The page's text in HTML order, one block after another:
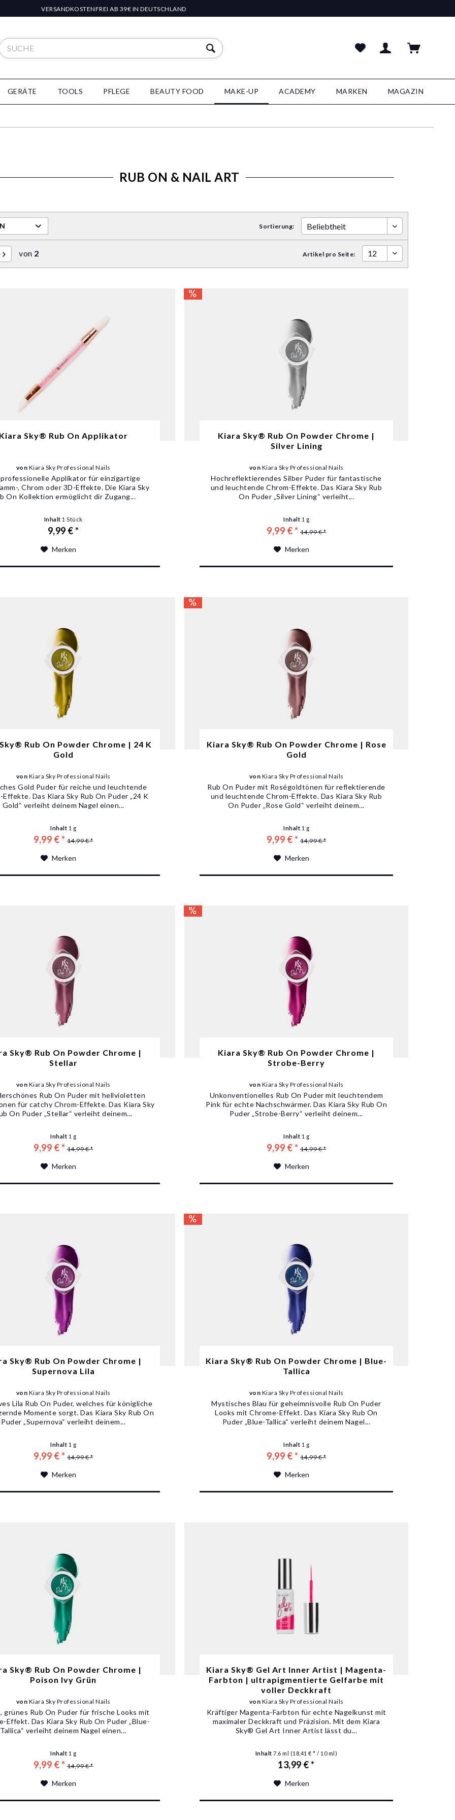
VERSANDKOSTENFREI AB 39€ IN DEUTSCHLAND
GERÄTE TOOLS PFLEGE BEAUTY FOOD MAKE-UP ACADEMY MARKEN MAGAZIN
RUB ON & NAIL ART
Sortierung:
von 2 Artikel pro Seite:
Sky® Rub On Applikator
von Kiara Sky Professional Nails
Applikator für einzigartige
, Chrom oder 3D-Effekte. Die Kiara Sky
On Kollektion ermöglicht dir Zugang...
Inhalt 1 Stück
9,99 € *
Merken
Kiara Sky® Rub On Powder Chrome |
Silver Lining
von Kiara Sky Professional Nails
Hochreflektierendes Silber Puder für fantastische
und leuchtende Chrom-Effekte. Das Kiara Sky Rub
On Puder „Silver Lining“ verleiht...
Inhalt 1 g
9,99 € * 14,99 € *
Merken
Rub On Powder Chrome | 24 K
Gold
von Kiara Sky Professional Nails
Gold Puder für reiche und leuchtende
Effekte. Das Kiara Sky Rub On Puder „24 K
Gold“ verleiht deinem Nagel einen...
Inhalt 1 g
9,99 € * 14,99 € *
Merken
Kiara Sky® Rub On Powder Chrome | Rose
Gold
von Kiara Sky Professional Nails
Rub On Puder mit Roségoldtönen für reflektierende
und leuchtende Chrom-Effekte. Das Kiara Sky Rub
On Puder „Rose Gold“ verleiht deinem...
Inhalt 1 g
9,99 € * 14,99 € *
Merken
Sky® Rub On Powder Chrome |
Stellar
von Kiara Sky Professional Nails
Rub On Puder mit hellvioletten
für catchy Chrom-Effekte. Das Kiara Sky
On Puder „Stellar“ verleiht deinem...
Inhalt 1 g
9,99 € * 14,99 € *
Merken
Kiara Sky® Rub On Powder Chrome |
Strobe-Berry
von Kiara Sky Professional Nails
Unkonventionelles Rub On Puder mit leuchtendem
Pink für echte Nachschwärmer. Das Kiara Sky Rub On
Puder „Strobe-Berry“ verleiht deinem...
Inhalt 1 g
9,99 € * 14,99 € *
Merken
Sky® Rub On Powder Chrome |
Supernova Lila
von Kiara Sky Professional Nails
Lila Rub On Puder, welches für königliche
Momente sorgt. Das Kiara Sky Rub On
Puder „Supernova“ verleiht deinem...
Inhalt 1 g
9,99 € * 14,99 € *
Merken
Kiara Sky® Rub On Powder Chrome | Blue-
Tallica
von Kiara Sky Professional Nails
Mystisches Blau für geheimnisvolle Rub On Puder
Looks mit Chrome-Effekt. Das Kiara Sky Rub On
Puder „Blue-Tallica“ verleiht deinem Nagel...
Inhalt 1 g
9,99 € * 14,99 € *
Merken
Sky® Rub On Powder Chrome |
Poison Ivy Grün
von Kiara Sky Professional Nails
grünes Rub On Puder für frische Looks mit
Effekt. Das Kiara Sky Rub On Puder „Blue-
Tallica“ verleiht deinem Nagel einen...
Inhalt 1 g
9,99 € * 14,99 € *
Merken
Kiara Sky® Gel Art Inner Artist | Magenta-
Farbton | ultrapigmentierte Gelfarbe mit
voller Deckkraft
von Kiara Sky Professional Nails
Kräftiger Magenta-Farbton für echte Nagelkunst mit
maximaler Deckkraft und Präzision. Mit dem Kiara
Sky® Gel Art Inner Artist lässt du...
Inhalt7.6 ml (18,41 € * / 10 ml)
13,99 € *
Merken